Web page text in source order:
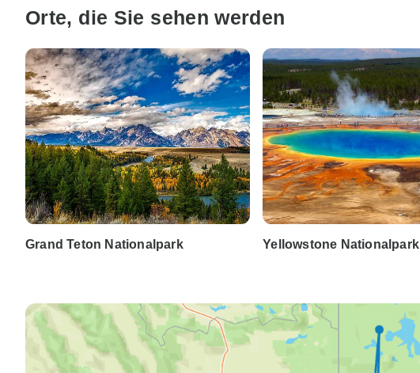
Orte, die Sie sehen werden
Grand Teton Nationalpark Yellowstone Nationalpark